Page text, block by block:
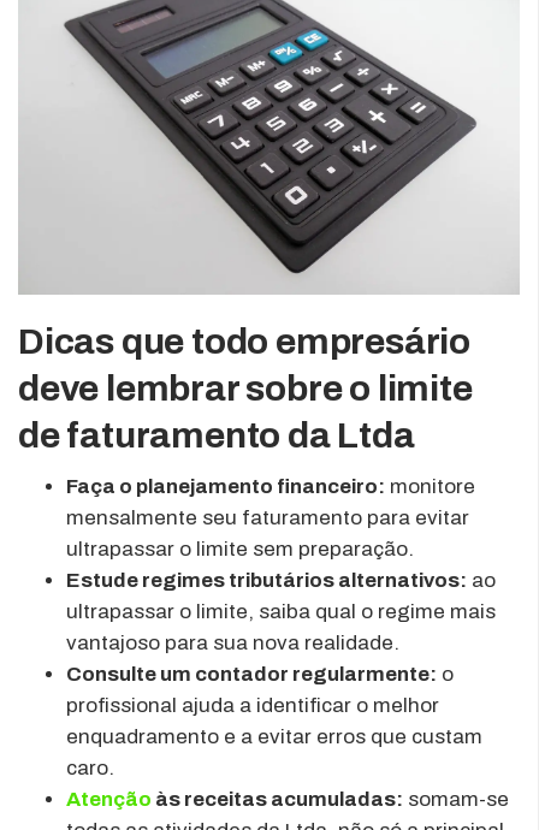
Dicas que todo empresário
deve lembrar sobre o limite
de faturamento da Ltda
Faça o planejamento financeiro: monitore
mensalmente seu faturamento para evitar
ultrapassar o limite sem preparação.
Estude regimes tributários alternativos: ao
ultrapassar o limite, saiba qual o regime mais
vantajoso para sua nova realidade.
Consulte um contador regularmente: o
profissional ajuda a identificar o melhor
enquadramento e a evitar erros que custam
caro.
Atenção às receitas acumuladas: somam-se